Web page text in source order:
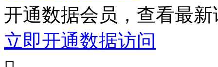
开通数据会员，查看最
立即开通数据访问